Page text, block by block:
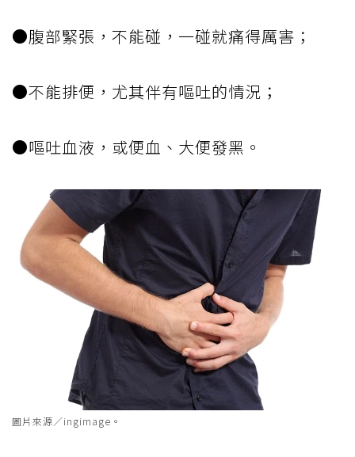
●腹部緊張，不能碰，一碰就痛得厲害；
●不能排便，尤其伴有嘔吐的情況；
●嘔吐血液，或便血、大便發黑。
圖片來源／ingimage。